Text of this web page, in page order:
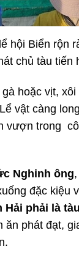
hội Biển rộn
chủ tàu tiến
hoặc vịt, xôi
vật càng
vượn trong
Nghinh ông
đặc kiệu
Hải phải là
ăn phát đạt,